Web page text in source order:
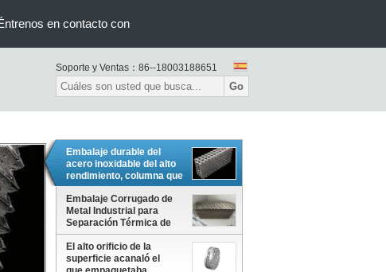
en contacto con
Soporte y Ventas： 86--18003188651
Go
Embalaje durable del
acero inoxidable del alto
rendimiento, columna que
embala estructurada
Embalaje Corrugado de
Metal Industrial para
Separación Térmica de
Alta Capacidad
El alto orificio de la
superficie acanaló el